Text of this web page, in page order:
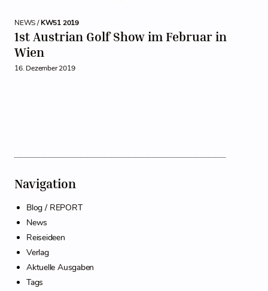
NEWS /KW51 2019
1st Austrian Golf Show im Februar in
Wien
16. Dezember 2019
Navigation
Blog / REPORT
News
Reiseideen
Verlag
Aktuelle Ausgaben
Tags